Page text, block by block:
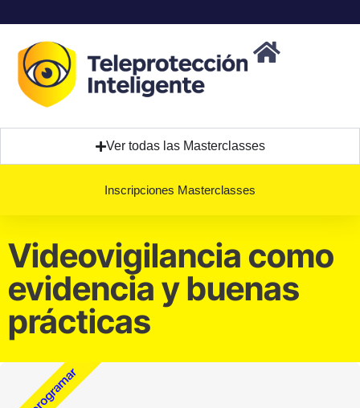
Ver todas las Masterclasses
Inscripciones Masterclasses
Videovigilancia como
evidencia y buenas
prácticas